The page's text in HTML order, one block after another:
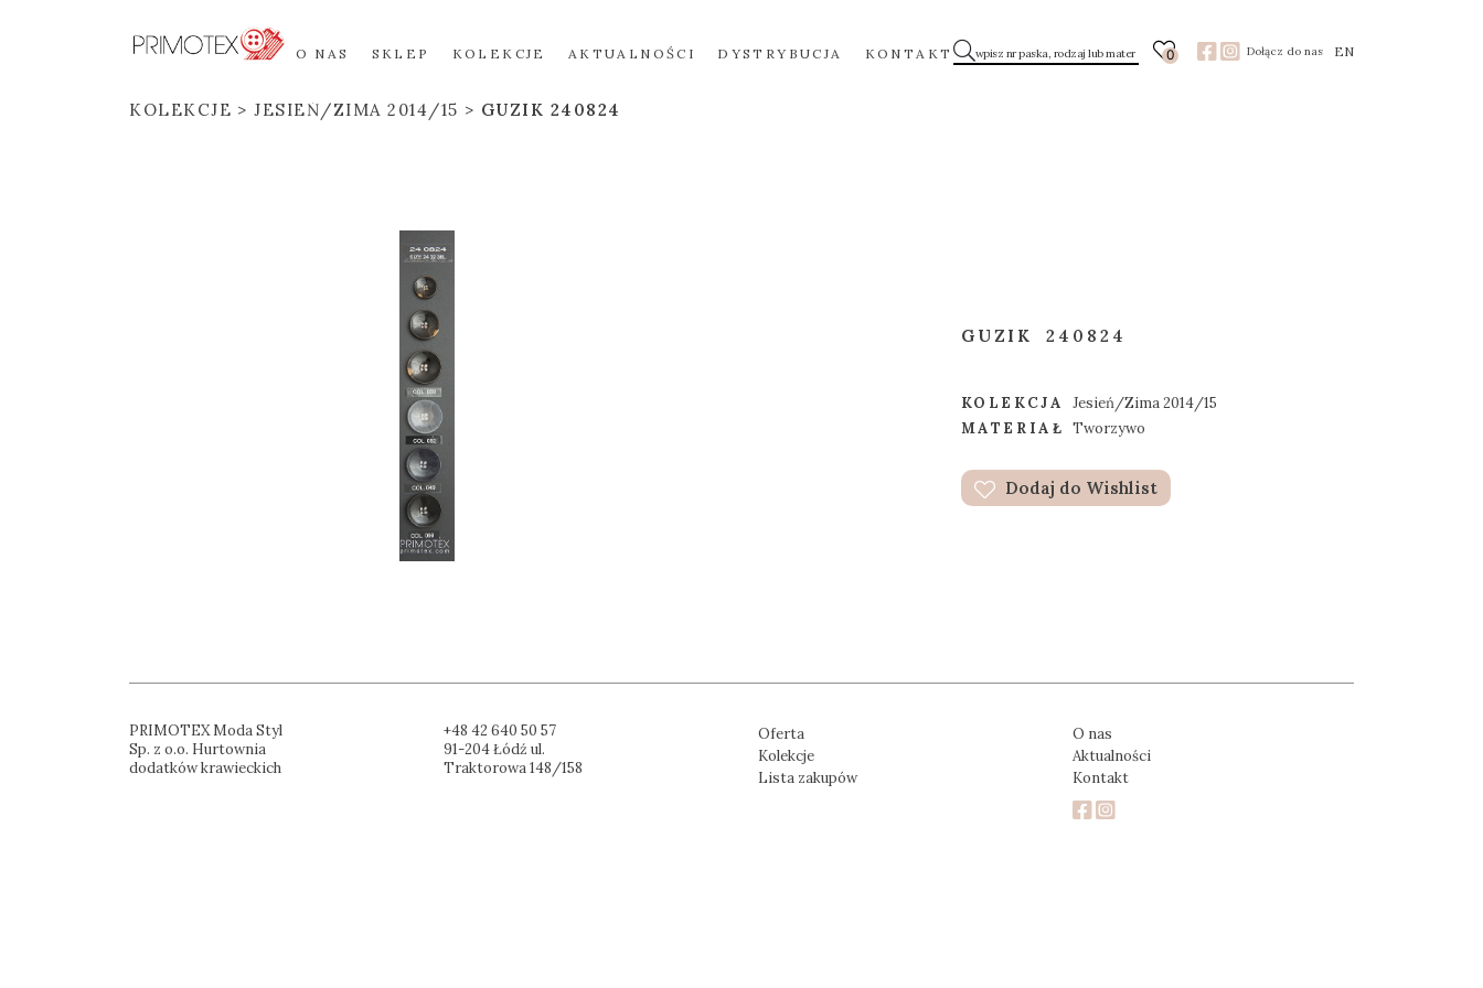
O NAS SKLEP KOLEKCJE AKTUALNOŚCI DYSTRYBUCJA KONTAKT 0 Dołącz do nas EN
KOLEKCJE JESIEŃ/ZIMA 2014/15 GUZIK 240824
GUZIK 240824
KOLEKCJA
Jesień/Zima 2014/15
MATERIAŁ Tworzywo
Dodaj do Wishlist
PRIMOTEX Moda Styl
Sp. z o.o. Hurtownia
dodatków krawieckich
+48 42 640 50 57
91-204 Łódź ul.
Traktorowa 148/158
Oferta
Kolekcje
Lista zakupów
O nas
Aktualności
Kontakt